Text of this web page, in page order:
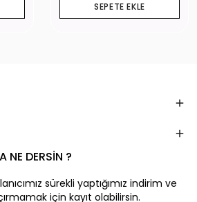
SEPETE EKLE
NE DERSİN ?
sürekli yaptığımız indirim ve
için kayıt olabilirsin.